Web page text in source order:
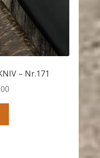
– Nr.171